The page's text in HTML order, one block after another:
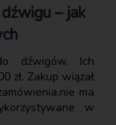
– jak
dźwigów. Ich
zł. Zakup wiązał
ma
w